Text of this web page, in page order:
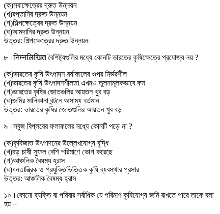
(ক)সবাক্ষেত্রের দ্রুত উন্নয়ন
(খ)রপ্তানির দ্রুত উন্নয়ন
(গ)শিল্পক্ষেত্রের দ্রুত উন্নয়ন
(ঘ)আমদানির দ্রুত উন্নয়ন
উত্তর: শিল্পক্ষেত্রের দ্রুত উন্নয়ন
৮।निम्नलिखित বৈশিষ্ট্যগুলির মধ্যে কোনটি ভারতের কৃষিক্ষেত্রে প্রযোজ্য নয় ?
(ক)ভারতের কৃষি উৎপাদন বর্ষাকালের ওপর নির্ভরশীল
(খ)ভারতের কৃষি উৎপাদনশীলতা এখনও তুলনামূলকভাবে কম
(গ)ভারতের কৃষির জোতগুলির আয়তন খুব বড়
(ঘ)জমির মালিকানা বন্টনে অসাম্য বর্তমান
উত্তর: ভারতের কৃষির জোতগুলির আয়তন খুব বড়
৯। সবুজ বিপ্লবের ফলাফলের মধ্যে কোনটি পড়ে না ?
(ক)কৃষিজাত উৎপাদনের উল্লেখযোগ্য বৃদ্ধি
(খ)বড় চাষী সুফল বেশি পরিমাণে ভোগ করেছে
(গ)আঞ্চলিক বৈষম্য হ্রাস
(ঘ)ধনতান্ত্রিক ও প্রযুক্তিভিত্তিক কৃষি ব্যবস্থার প্রসার
উত্তর: আঞ্চলিক বৈষম্য হ্রাস
১০। কোনো ব্যক্তি বা পরিবার সর্বাধিক যে পরিমাণ কৃষিযোগ্য জমি রাখতে পারে তাকে বলা
হয় –